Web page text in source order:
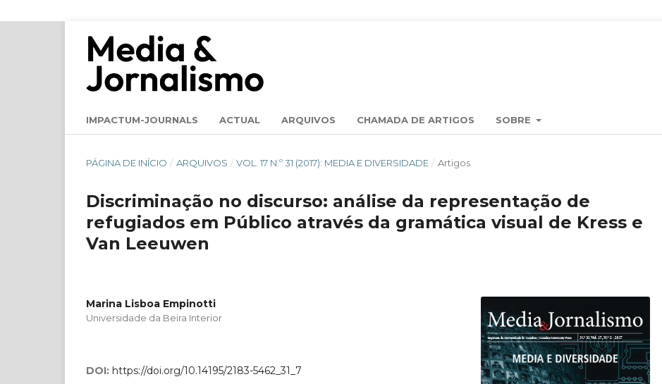
IMPACTUM-JOURNALS ACTUAL ARQUIVOS CHAMADA DE ARTIGOS SOBRE
PÁGINA DE INÍCIO / ARQUIVOS / VOL. 17 N.º 31 (2017): MEDIA E DIVERSIDADE / Artigos
Discriminação no discurso: análise da representação de
refugiados em Público através da gramática visual de Kress e
Van Leeuwen
Marina Lisboa Empinotti
Universidade da Beira Interior
DOI: https://doi.org/10.14195/2183-5462_31_7